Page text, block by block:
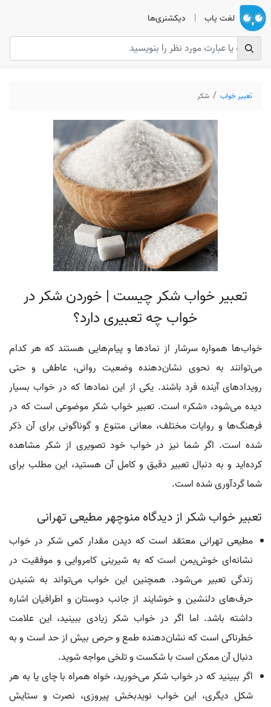
لغت یاب | دیکشنری‌ها
تعبیر خواب شکر
تعبیر خواب شکر چیست | خوردن شکر در
خواب چه تعبیری دارد؟
خواب‌ها همواره سرشار از نمادها و پیام‌هایی هستند که هر کدام
می‌توانند به نحوی نشان‌دهنده وضعیت روانی، عاطفی و حتی
رویدادهای آینده فرد باشند. یکی از این نمادها که در خواب بسیار
دیده می‌شود، «شکر» است. تعبیر خواب شکر موضوعی است که در
فرهنگ‌ها و روایات مختلف، معانی متنوع و گوناگونی برای آن ذکر
شده است. اگر شما نیز در خواب خود تصویری از شکر مشاهده
کرده‌اید و به دنبال تعبیر دقیق و کامل آن هستید، این مطلب برای
شما گردآوری شده است.
تعبیر خواب شکر از دیدگاه منوچهر مطیعی تهرانی
مطیعی تهرانی معتقد است که دیدن مقدار کمی شکر در خواب
نشانه‌ای خوش‌یمن است که به شیرینی کامروایی و موفقیت در
زندگی تعبیر می‌شود. همچنین این خواب می‌تواند به شنیدن
حرف‌های دلنشین و خوشایند از جانب دوستان و اطرافیان اشاره
داشته باشد. اما اگر در خواب شکر زیادی ببینید، این علامت
خطرناکی است که نشان‌دهنده طمع و حرص بیش از حد است و به
دنبال آن ممکن است با شکست و تلخی مواجه شوید.
اگر ببینید که در خواب شکر می‌خورید، خواه همراه با چای یا به هر
شکل دیگری، این خواب نویدبخش پیروزی، نصرت و ستایش